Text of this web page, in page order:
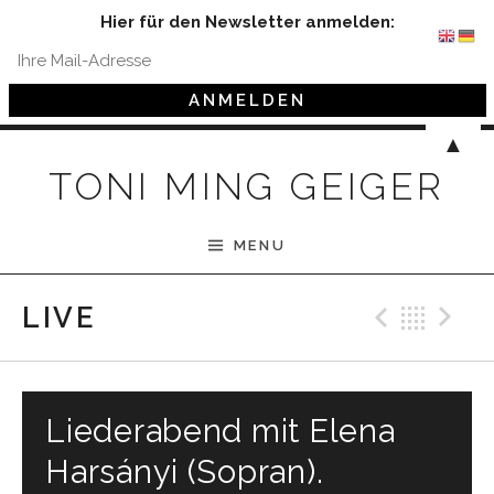
TONI MING GEIGER
MENU
LIVE
Liederabend mit Elena
Harsányi (Sopran).
Hier für den Newsletter anmelden:
▲